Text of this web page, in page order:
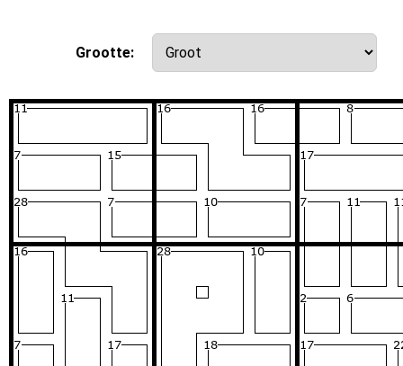
Grootte: